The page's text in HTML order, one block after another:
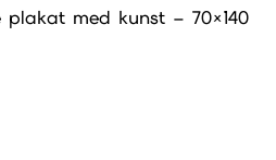
med kunst – 70×140